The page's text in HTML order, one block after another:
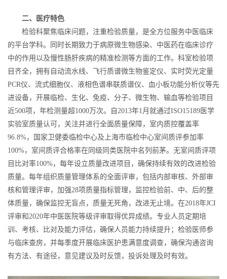
二、医疗特色
检验科聚焦临床问题，注重检验质量，是全方位服务中医临床
的平台学科。同时长期致力于病原微生物感染、中医药在临床诊疗
中的作用以及慢性肠肝疾病的精准检测等方面的工作。科室检验项
目齐全，拥有自动流水线、飞行质谱微生物鉴定仪、实时荧光定量
PCR仪、流式细胞仪、液相色谱串联质谱仪、血小板功能分析仪等先
进设备，开展临检、生化、免疫、分子、微生物、输血等检验项目
近500项，年检测量超1000万次。自2013年1月就通过ISO15189医学
实验室质量认可，关注并进行全面质量保障，室内质控覆盖率
96.8%，国家卫健委临检中心及上海市临检中心室间质评参加率
100%，室间质评合格率在同级同类医院中名列前茅。无室间质评项
目比对率100%，每年设立质量改进项目，确保持续有效的改进检验
质量。每年组织质量管理体系的全面评审，包括内部审核、外部审
核和管理评审，加强28项质量指标管理，监控检验前、中、后的整
体质量，确保监控无盲点，质量无死角，改进无止境。在2018年JCI
评审和2020年中医医院等级评审取得优异成绩。专业人员定期培
训、考核、比对及能力评估，确保人员能力持续提升；检验医师参
与临床查房，并每季度开展临床医护患满意度调查，确保沟通咨询
有方法、有途径，意见建议及时反馈，投诉处理及时有效。